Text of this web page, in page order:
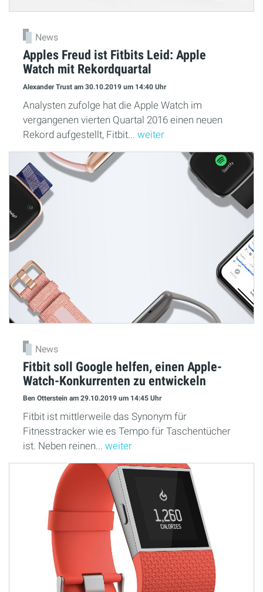
News
Apples Freud ist Fitbits Leid: Apple
Watch mit Rekordquartal
Alexander Trust am 30.10.2019 um 14:40 Uhr
Analysten zufolge hat die Apple Watch im
vergangenen vierten Quartal 2016 einen neuen
Rekord aufgestellt, Fitbit... weiter
News
Fitbit soll Google helfen, einen Apple-
Watch-Konkurrenten zu entwickeln
Ben Otterstein am 29.10.2019 um 14:45 Uhr
Fitbit ist mittlerweile das Synonym für
Fitnesstracker wie es Tempo für Taschentücher
ist. Neben reinen... weiter